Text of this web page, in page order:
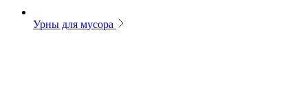
Урны для мусора